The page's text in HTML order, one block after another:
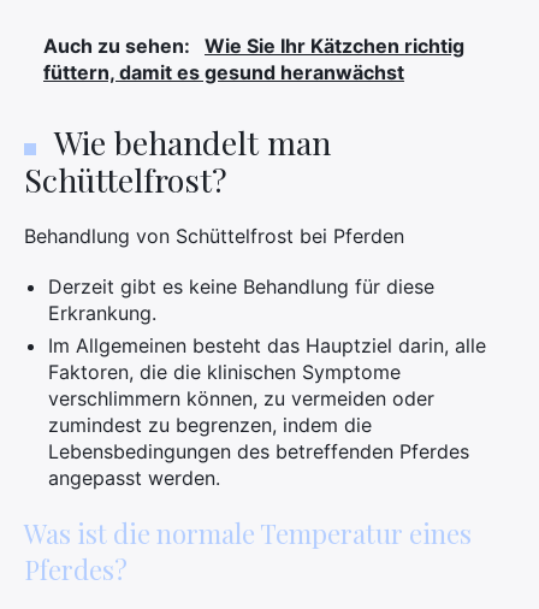
Auch zu sehen:
Wie Sie Ihr Kätzchen richtig
füttern, damit es gesund heranwächst
Wie behandelt man
Schüttelfrost?
Behandlung von Schüttelfrost bei Pferden
Derzeit gibt es keine Behandlung für diese
Erkrankung.
Im Allgemeinen besteht das Hauptziel darin, alle
Faktoren, die die klinischen Symptome
verschlimmern können, zu vermeiden oder
zumindest zu begrenzen, indem die
Lebensbedingungen des betreffenden Pferdes
angepasst werden.
Was ist die normale Temperatur eines
Pferdes?